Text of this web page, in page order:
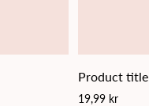
Product title
Regular
19,99 kr